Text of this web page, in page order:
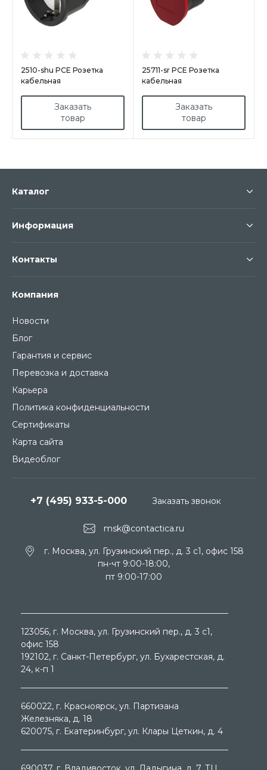
2510-shu PCE Розетка
кабельная
черный, маркер зеленый
Заказать
товар
25711-sr PCE Розетка
кабельная
крышкой, корпус черный,
Заказать
товар
Компания
Новости
Блог
Гарантия и сервис
Перевозка и доставка
Карьера
Политика конфиденциальности
Сертификаты
Карта сайта
Видеоблог
Каталог
Информация
Контакты
msk@contactica.ru
+7 (495) 933-5-000
г. Москва, ул. Грузинский пер., д. 3 c1, офис 158
пн-чт 9:00-18:00,
пт 9:00-17:00
Заказать звонок
123056, г. Москва, ул. Грузинский пер., д. 3 c1,
офис 158
192102, г. Санкт-Петербург, ул. Бухарестская, д.
24, к-п 1
660022, г. Красноярск, ул. Партизана
Железняка, д. 18
620075, г. Екатеринбург, ул. Клары Цеткин, д. 4